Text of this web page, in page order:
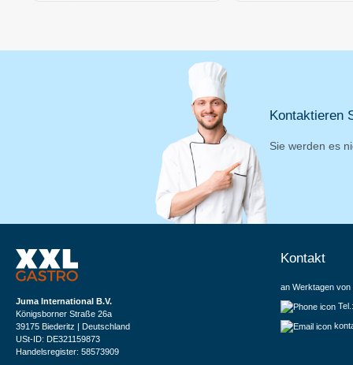
Kontaktieren
Sie werden es
Juma International B.V.
Königsborner Straße 26a
39175 Biederitz | Deutschland
USt-ID: DE321159873
Handelsregister: 58573909
Kontakt
an Werktagen